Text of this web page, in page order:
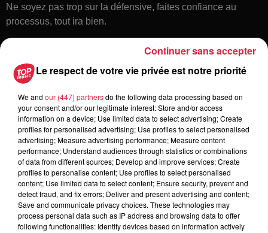
Ne soyez pas trop sur la défensive, faites confiance au
processus, tout ira bien.
Toute l'actu
5 août 2026
Europa-Park : des précisons sur
l’après Euro-Mir
Le respect de votre vie privée est notre priorité
We and our (447) partnersdo the following data processing based on
your consent and/or our legitimate interest: Store and/or access
information on a device; Use limited data to select advertising; Create
profiles for personalised advertising; Use profiles to select personalised
advertising; Measure advertising performance; Measure content
performance; Understand audiences through statistics or combinations
of data from different sources; Develop and improve services; Create
profiles to personalise content; Use profiles to select personalised
content; Use limited data to select content; Ensure security, prevent and
detect fraud, and fix errors; Deliver and present advertising and content;
Save and communicate privacy choices. These technologies may
process personal data such as IP address and browsing data to offer
following functionalities: Identify devices based on information actively
Continuer sans accepter